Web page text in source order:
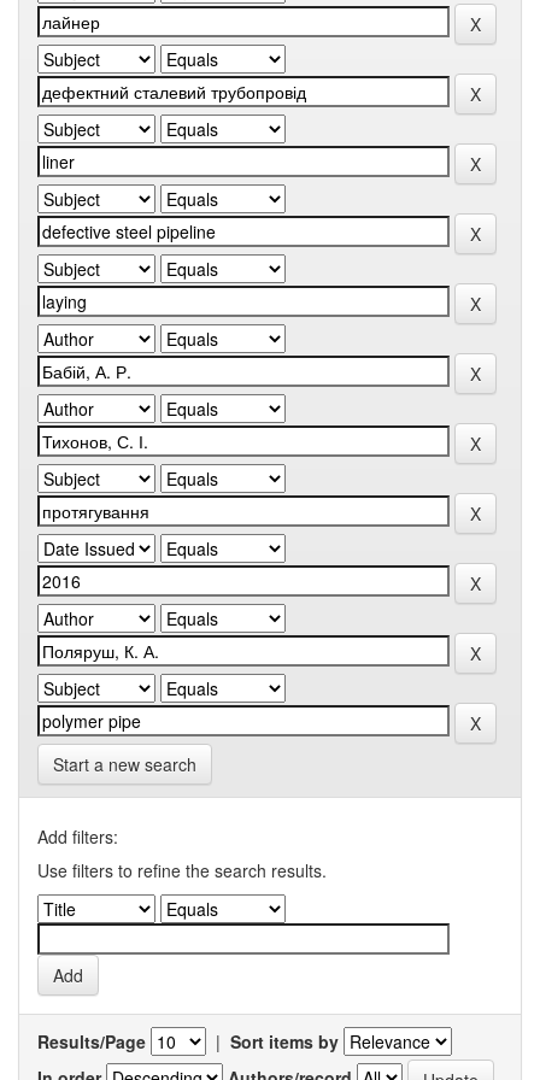
Start a new search
Add filters:
Use filters to refine the search results.
Results/Page | Sort items by